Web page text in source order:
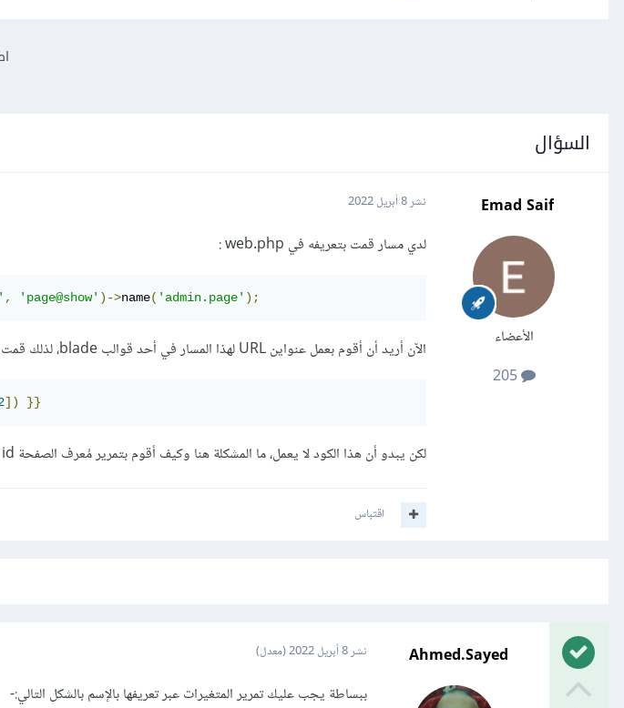
السؤال
Emad Saif
الأعضاء
205
نشر8 أبريل 2022
لدي مسار قمت بتعريفه في web.php :
, 'page@show' )->name( 'admin.page' );
الآن أريد أن أقوم بعمل عنواين URL لهذا المسار في أحد قوالب blade، لذلك قمت بكتابة الكود:
]) }}
لكن يبدو أن هذا الكود لا يعمل، ما المشكلة هنا وكيف أقوم بتمرير مُعرف الصفحة id بشكل صحيح؟
اقتباس
Ahmed.Sayed نشر8 أبريل 2022 (معدل)
ببساطة يجب عليك تمرير المتغيرات عبر تعريفها بالإسم بالشكل التالي:-